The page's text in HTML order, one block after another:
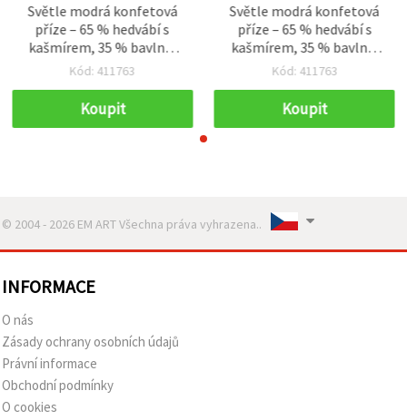
Světle modrá konfetová
příze – 65 % hedvábí s
kašmírem, 35 % bavlna,
50 g
Kód: 411763
Koupit
Světle modrá konfetová
příze – 65 % hedvábí s
kašmírem, 35 % bavlna,
50 g
Kód: 411763
Koupit
© 2004 - 2026 EM ART Všechna práva vyhrazena..
INFORMACE
O nás
Zásady ochrany osobních údajů
Právní informace
Obchodní podmínky
O cookies